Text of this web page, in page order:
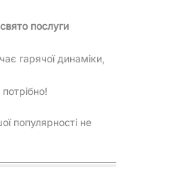
послуги
гарячої динаміки,
популярності не